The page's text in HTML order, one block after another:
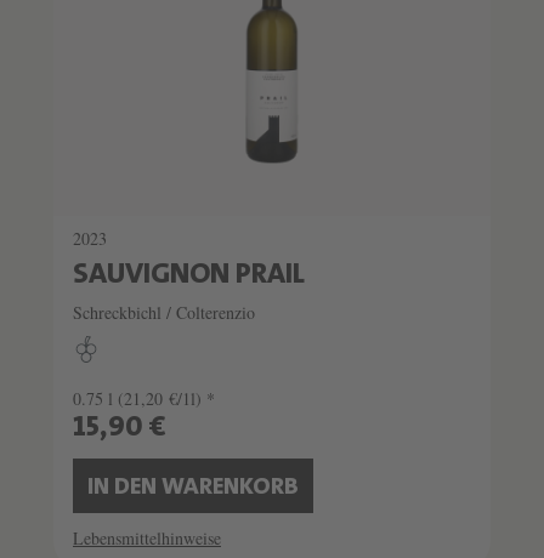
2023
SAUVIGNON PRAIL
Schreckbichl / Colterenzio
0.75 l (21,20 €/1l) *
15,90 €
IN DEN WARENKORB
Lebensmittelhinweise